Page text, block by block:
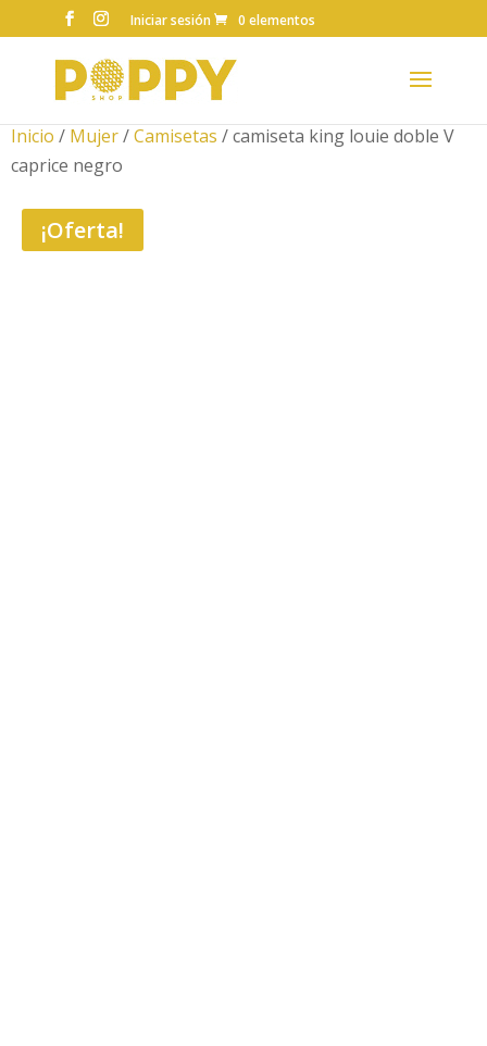
Iniciar sesión 0 elementos
Inicio / Mujer/Camisetas / camiseta king louie doble V
caprice negro
¡Oferta!